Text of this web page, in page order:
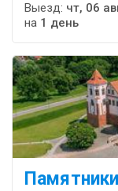
Выезд: чт, 06
на 1 день